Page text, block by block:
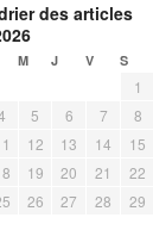
des articles
M J V S
1
5 6 7 8
12 13 14 15
19 20 21 22
26 27 28 29